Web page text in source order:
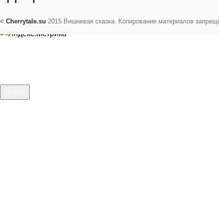
< Cherrytale.su 2015 Вишневая сказка. Копирование материалов